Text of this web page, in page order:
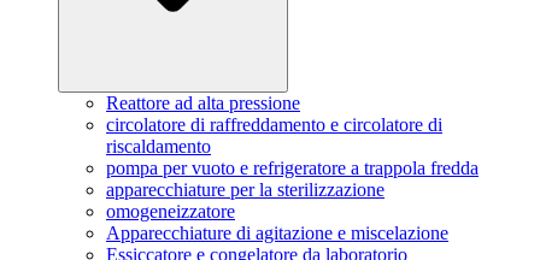
Reattore ad alta pressione
circolatore di raffreddamento e circolatore di
riscaldamento
pompa per vuoto e refrigeratore a trappola fredda
apparecchiature per la sterilizzazione
omogeneizzatore
Apparecchiature di agitazione e miscelazione
Essiccatore e congelatore da laboratorio